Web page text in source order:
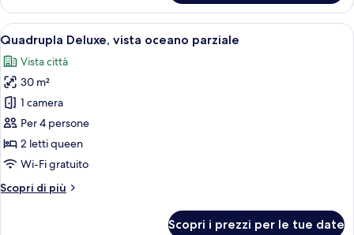
città
Superior
con
2
singoli,
vista
città
Apri
tutte
le
foto
per
Quadrupla
Deluxe,
vista
oceano
parziale
Una camera d'albergo con due letti,
17
Quadrupla Deluxe, vista oceano parziale
Vista città
30 m²
1 camera
Per 4 persone
2 letti queen
Wi-Fi gratuito
Scopri di più
Altri
Scopri i prezzi per le tue date